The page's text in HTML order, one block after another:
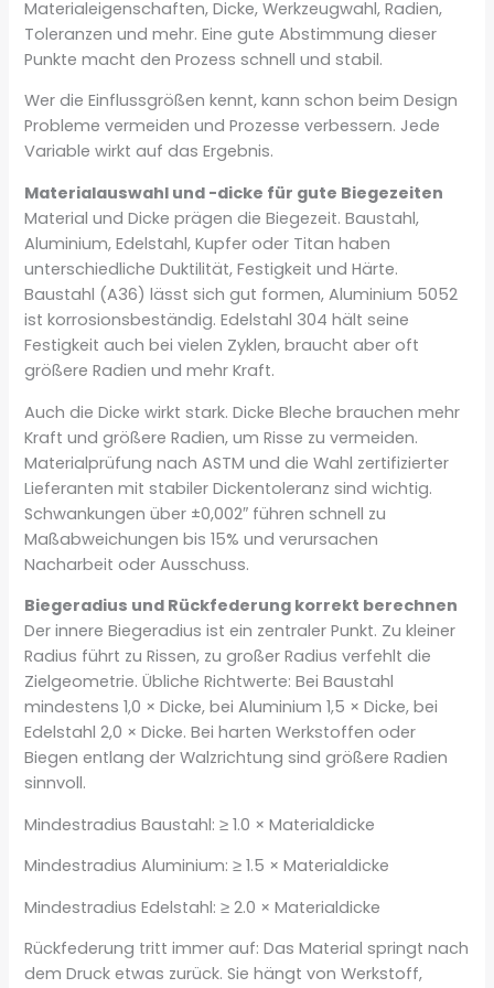
Materialeigenschaften, Dicke, Werkzeugwahl, Radien,
Toleranzen und mehr. Eine gute Abstimmung dieser
Punkte macht den Prozess schnell und stabil.
Wer die Einflussgrößen kennt, kann schon beim Design
Probleme vermeiden und Prozesse verbessern. Jede
Variable wirkt auf das Ergebnis.
Materialauswahl und -dicke für gute Biegezeiten
Material und Dicke prägen die Biegezeit. Baustahl,
Aluminium, Edelstahl, Kupfer oder Titan haben
unterschiedliche Duktilität, Festigkeit und Härte.
Baustahl (A36) lässt sich gut formen, Aluminium 5052
ist korrosionsbeständig. Edelstahl 304 hält seine
Festigkeit auch bei vielen Zyklen, braucht aber oft
größere Radien und mehr Kraft.
Auch die Dicke wirkt stark. Dicke Bleche brauchen mehr
Kraft und größere Radien, um Risse zu vermeiden.
Materialprüfung nach ASTM und die Wahl zertifizierter
Lieferanten mit stabiler Dickentoleranz sind wichtig.
Schwankungen über ±0,002″ führen schnell zu
Maßabweichungen bis 15% und verursachen
Nacharbeit oder Ausschuss.
Biegeradius und Rückfederung korrekt berechnen
Der innere Biegeradius ist ein zentraler Punkt. Zu kleiner
Radius führt zu Rissen, zu großer Radius verfehlt die
Zielgeometrie. Übliche Richtwerte: Bei Baustahl
mindestens 1,0 × Dicke, bei Aluminium 1,5 × Dicke, bei
Edelstahl 2,0 × Dicke. Bei harten Werkstoffen oder
Biegen entlang der Walzrichtung sind größere Radien
sinnvoll.
Mindestradius Baustahl: ≥ 1.0 × Materialdicke
Mindestradius Aluminium: ≥ 1.5 × Materialdicke
Mindestradius Edelstahl: ≥ 2.0 × Materialdicke
Rückfederung tritt immer auf: Das Material springt nach
dem Druck etwas zurück. Sie hängt von Werkstoff,